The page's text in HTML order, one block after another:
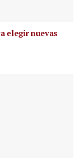
elegir nuevas